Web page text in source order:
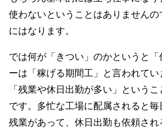
使わないということはありません
にはなります。
では何が「きつい」のかというと
ーは「稼げる期間工」と言われてい
「残業や休日出勤が多い」という
です。多忙な工場に配属されると
残業があって、休日出勤も依頼さ